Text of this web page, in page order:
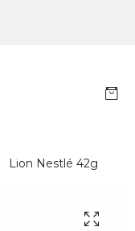
Lion Nestlé 42g